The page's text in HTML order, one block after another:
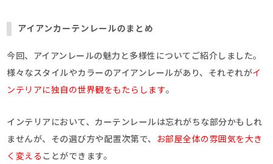
アイアンカーテンレールのまとめ
今回、アイアンレールの魅力と多様性についてご紹介しました。
様々なスタイルやカラーのアイアンレールがあり、それぞれがイ
ンテリアに独自の世界観をもたらします。
インテリアにおいて、カーテンレールは忘れがちな部分かもしれ
ませんが、その選び方や配置次第で、
お部屋全体の雰囲気を大き
く変える ことができます。